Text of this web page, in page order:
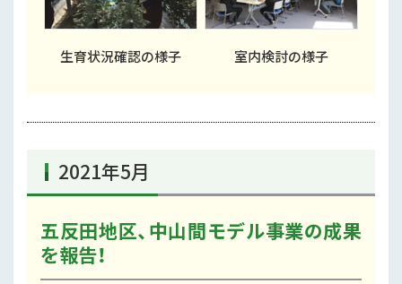
生育状況確認の様子 室内検討の様子
2021年5月
五反田地区、中山間モデル事業の成果
を報告！